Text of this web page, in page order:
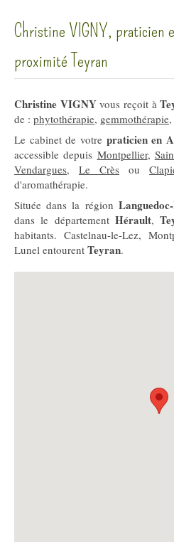
Christine VIGNY, praticien
proximité Teyran
Christine VIGNYvous reçoit à
de : phytothérapie, gemmothérapie,
Le cabinet de votre praticien en
accessible depuis Montpellier,
Vendargues, Le Crès ou
d'aromathérapie.
Située dans la région
dans le département Hérault,
habitants. Castelnau-le-Lez,
Lunel entourent Teyran.